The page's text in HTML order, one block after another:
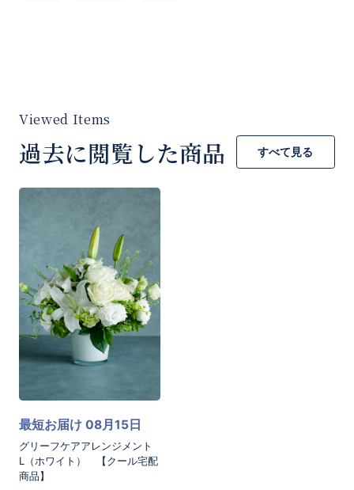
※画像はイメージとなります。
※季節の花で作成いたしますので器、お花の種
類は写真の花材から変更になる場合があること
ずに、丁寧にお作りいたします。
[商品コード]GKW16
過去に閲覧した商品
グリーフケアアレンジメント
L（ホワイト） 【クール宅配
商品】
最短お届け 08月15日
すべて見る